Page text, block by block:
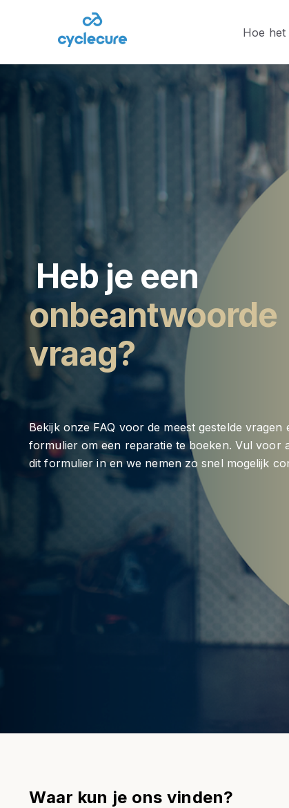
Hoe
Heb je een
onbeantwoorde
vraag?
Bekijk onze FAQ voor de meest gestelde vragen
formulier om een reparatie te boeken. Vul voor
dit formulier in en we nemen zo snel mogelijk
Waar kun je ons vinden?